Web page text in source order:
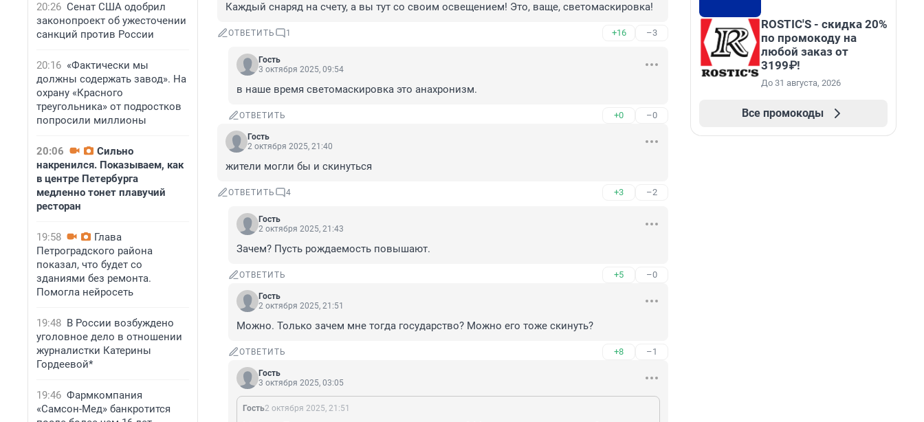
20:26 Сенат США одобрил
законопроект об ужесточении
санкций против России
20:16 «Фактически мы
должны содержать завод». На
охрану «Красного
треугольника» от подростков
попросили миллионы
20:06
Сильно
накренился. Показываем, как
в центре Петербурга
медленно тонет плавучий
ресторан
19:58
Глава
Петроградского района
показал, что будет со
зданиями без ремонта.
Помогла нейросеть
19:48 В России возбуждено
уголовное дело в отношении
журналистки Катерины
Гордеевой*
19:46 Фармкомпания
«Самсон-Мед» банкротится
Каждый снаряд на счету, а вы тут со своим освещением! Это, ваще, светомаскировка!
ОТВЕТИТЬ 1 +16 –3
Гость
3 октября 2025, 09:54
в наше время светомаскировка это анахронизм.
ОТВЕТИТЬ +0 –0
Гость
2 октября 2025, 21:40
жители могли бы и скинуться
ОТВЕТИТЬ 4 +3 –2
Гость
2 октября 2025, 21:43
Зачем? Пусть рождаемость повышают.
ОТВЕТИТЬ +5 –0
Гость
2 октября 2025, 21:51
Можно. Только зачем мне тогда государство? Можно его тоже скинуть?
ОТВЕТИТЬ +8 –1
Гость
3 октября 2025, 03:05
Гость2 октября 2025, 21:51
ROSTIC'S - скидка 20%
по промокоду на
любой заказ от
3199₽!
До 31 августа, 2026
Все промокоды